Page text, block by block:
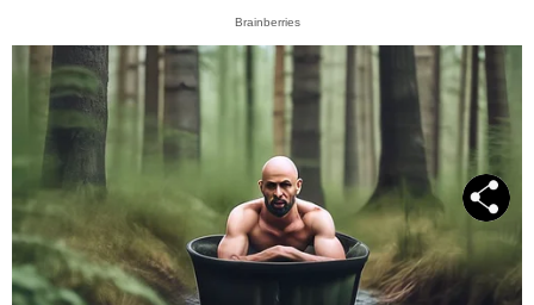
Brainberries